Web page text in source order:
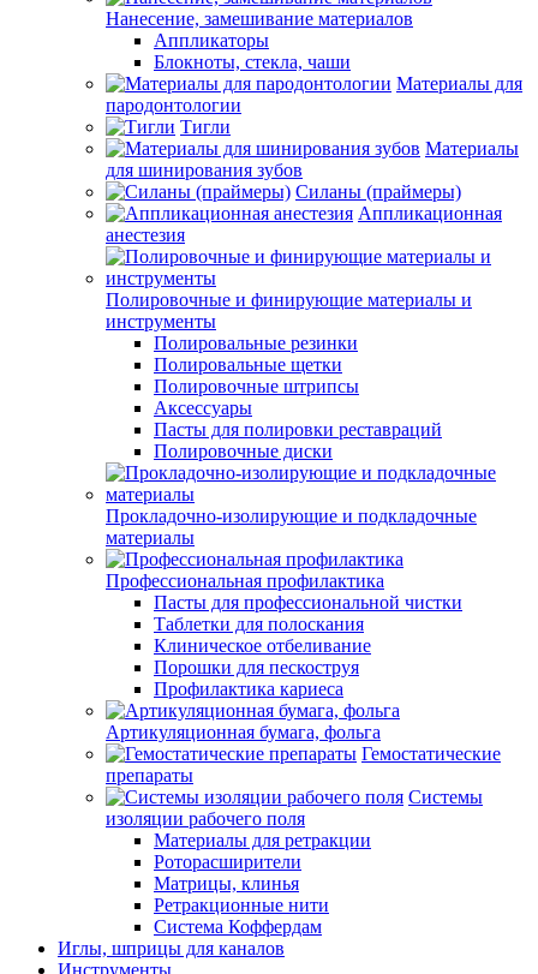
Нанесение, замешивание материалов
Аппликаторы
Блокноты, стекла, чаши
Материалы для
пародонтологии
Тигли
Материалы
для шинирования зубов
Силаны (праймеры)
Аппликационная
анестезия
Полировочные и финирующие материалы и
инструменты
Полировальные резинки
Полировальные щетки
Полировочные штрипсы
Аксессуары
Пасты для полировки реставраций
Полировочные диски
Прокладочно-изолирующие и подкладочные
материалы
Профессиональная профилактика
Пасты для профессиональной чистки
Таблетки для полоскания
Клиническое отбеливание
Порошки для пескоструя
Профилактика кариеса
Артикуляционная бумага, фольга
Гемостатические
препараты
Системы
изоляции рабочего поля
Материалы для ретракции
Роторасширители
Матрицы, клинья
Ретракционные нити
Система Коффердам
Иглы, шприцы для каналов
Инструменты